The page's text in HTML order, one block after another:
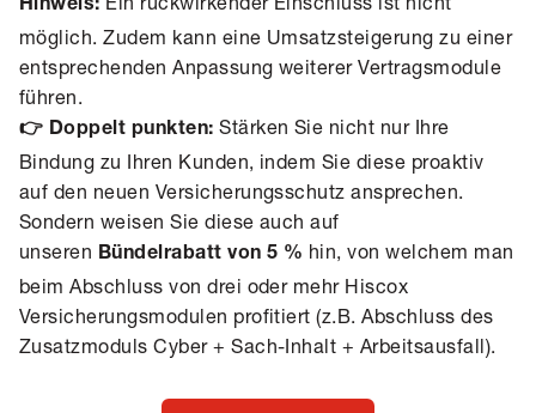
Hinweis:
möglich. Zudem kann eine Umsatzsteigerung zu einer
entsprechenden Anpassung weiterer Vertragsmodule
führen.
👉 Doppelt punkten:Stärken Sie nicht nur Ihre
Bindung zu Ihren Kunden, indem Sie diese proaktiv
auf den neuen Versicherungsschutz ansprechen.
Sondern weisen Sie diese auch auf
unseren Bündelrabatt von 5 % hin, von welchem man
beim Abschluss von drei oder mehr Hiscox
Versicherungsmodulen profitiert (z.B. Abschluss des
Zusatzmoduls Cyber + Sach-Inhalt + Arbeitsausfall).